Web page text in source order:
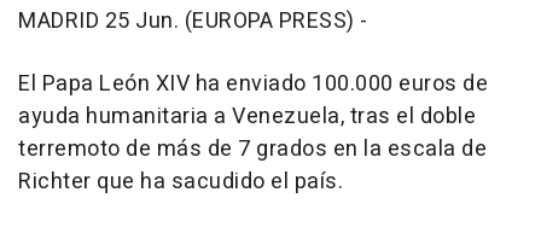
MADRID 25 Jun. (EUROPA PRESS) -
El Papa León XIV ha enviado 100.000 euros de
ayuda humanitaria a Venezuela, tras el doble
terremoto de más de 7 grados en la escala de
Richter que ha sacudido el país.